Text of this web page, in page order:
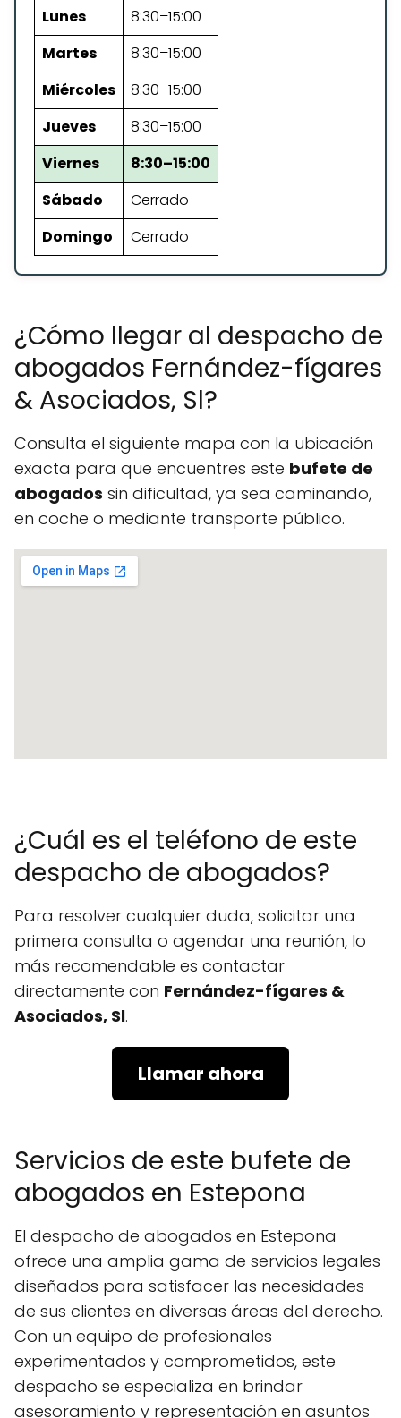
Lunes
8:30–15:00
Martes
8:30–15:00
Miércoles
8:30–15:00
Jueves
8:30–15:00
Viernes
8:30–15:00
Sábado
Cerrado
Domingo
Cerrado
¿Cómo llegar al despacho de
abogados Fernández-fígares
& Asociados, Sl?
Consulta el siguiente mapa con la ubicación
exacta para que encuentres este bufete de
abogados sin dificultad, ya sea caminando,
en coche o mediante transporte público.
¿Cuál es el teléfono de este
despacho de abogados?
Para resolver cualquier duda, solicitar una
primera consulta o agendar una reunión, lo
más recomendable es contactar
directamente con Fernández-fígares &
Asociados, Sl.
Llamar ahora
Servicios de este bufete de
abogados en Estepona
El despacho de abogados en Estepona
ofrece una amplia gama de servicios legales
diseñados para satisfacer las necesidades
de sus clientes en diversas áreas del derecho.
Con un equipo de profesionales
experimentados y comprometidos, este
despacho se especializa en brindar
asesoramiento y representación en asuntos